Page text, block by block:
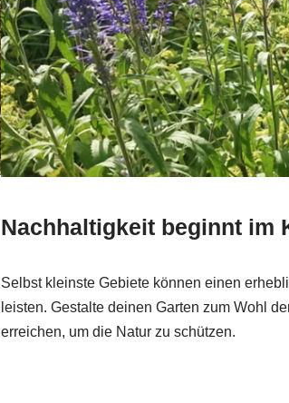
Nachhaltigkeit beginnt im
Selbst kleinste Gebiete können einen
leisten. Gestalte deinen Garten zum Wohl
erreichen, um die Natur zu schützen.